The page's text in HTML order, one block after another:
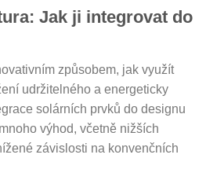
Jak ji integrovat do
způsobem, jak využít
udržitelného a energeticky
solárních prvků do designu
výhod, včetně nižších
závislosti na konvenčních